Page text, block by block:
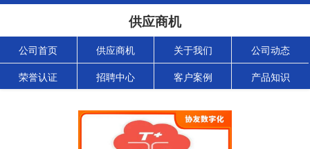
供应商机
公司首页 供应商机 关于我们 公司动态
荣誉认证 招聘中心 客户案例 产品知识